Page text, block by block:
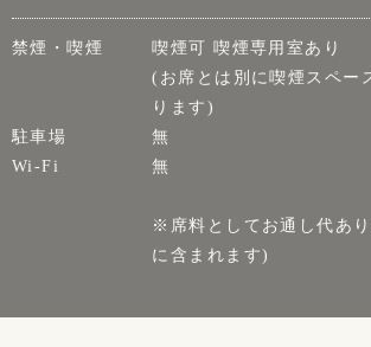
禁煙・喫煙
喫煙可 喫煙専用室あり
(お席とは別に喫煙スペー
ります)
駐車場
無
Wi-Fi
無
※席料としてお通し代あ
に含まれます)